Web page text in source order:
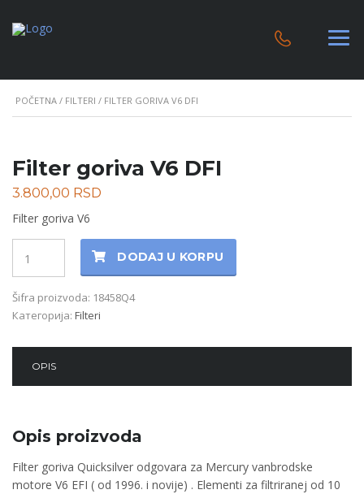
POČETNA / FILTERI / FILTER GORIVA V6 DFI
Filter goriva V6 DFI
3.800,00 RSD
Filter goriva V6
DODAJ U KORPU
Šifra proizvoda: 18458Q4
Категорија: Filteri
OPIS
Opis proizvoda
Filter goriva Quicksilver odgovara za Mercury vanbrodske
motore V6 EFI ( od 1996. i novije) . Elementi za filtriranej od 10